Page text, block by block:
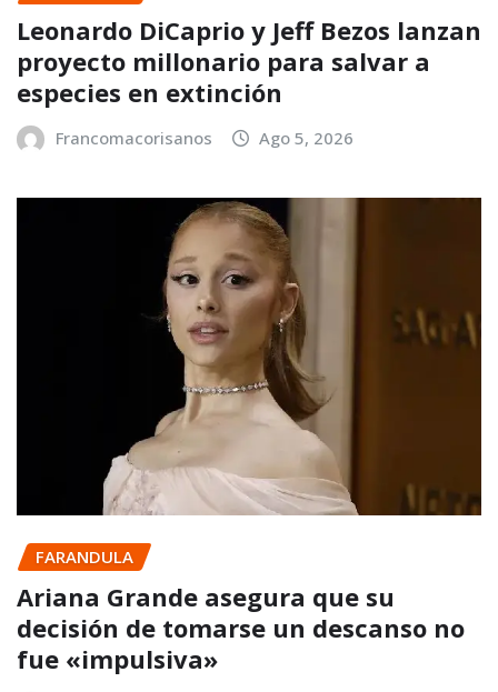
Leonardo DiCaprio y Jeff Bezos lanzan
proyecto millonario para salvar a
especies en extinción
Francomacorisanos Ago 5, 2026
FARANDULA
Ariana Grande asegura que su
decisión de tomarse un descanso no
fue «impulsiva»